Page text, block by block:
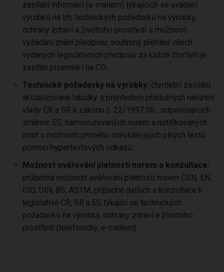
zasílání informací (e-mailem) týkajících se uvádění
výrobků na trh, technických požadavků na výrobky,
ochrany zdraví a životního prostředí s možnosti
vyžádání znění předpisu; souhrnný přehled všech
vydaných legislativních předpisů za každé čtvrtletí je
zasílán písemně i na CD;
Technické požadavky na výrobky: čtvrtletní zasílání
aktualizované tabulky s přehledem příslušných nařízení
vlády ČR a SR k zákonu č. 22/1997 Sb., odpovídajících
směrnic ES, harmonizovaných norem a notifikovaných
míst s možnosti přímého otevírání jejich plných textů
pomocí hypertextových odkazů;
Možnost ověřování platnosti norem a konzultace:
průběžná možnost ověřování platnosti norem ČSN, EN,
ISO, DIN, BS, ASTM, případně dalších a konzultace k
legislativě ČR, SR a ES týkající se technických
požadavků na výrobky, ochrany zdraví a životního
prostředí (telefonicky, e-mailem).